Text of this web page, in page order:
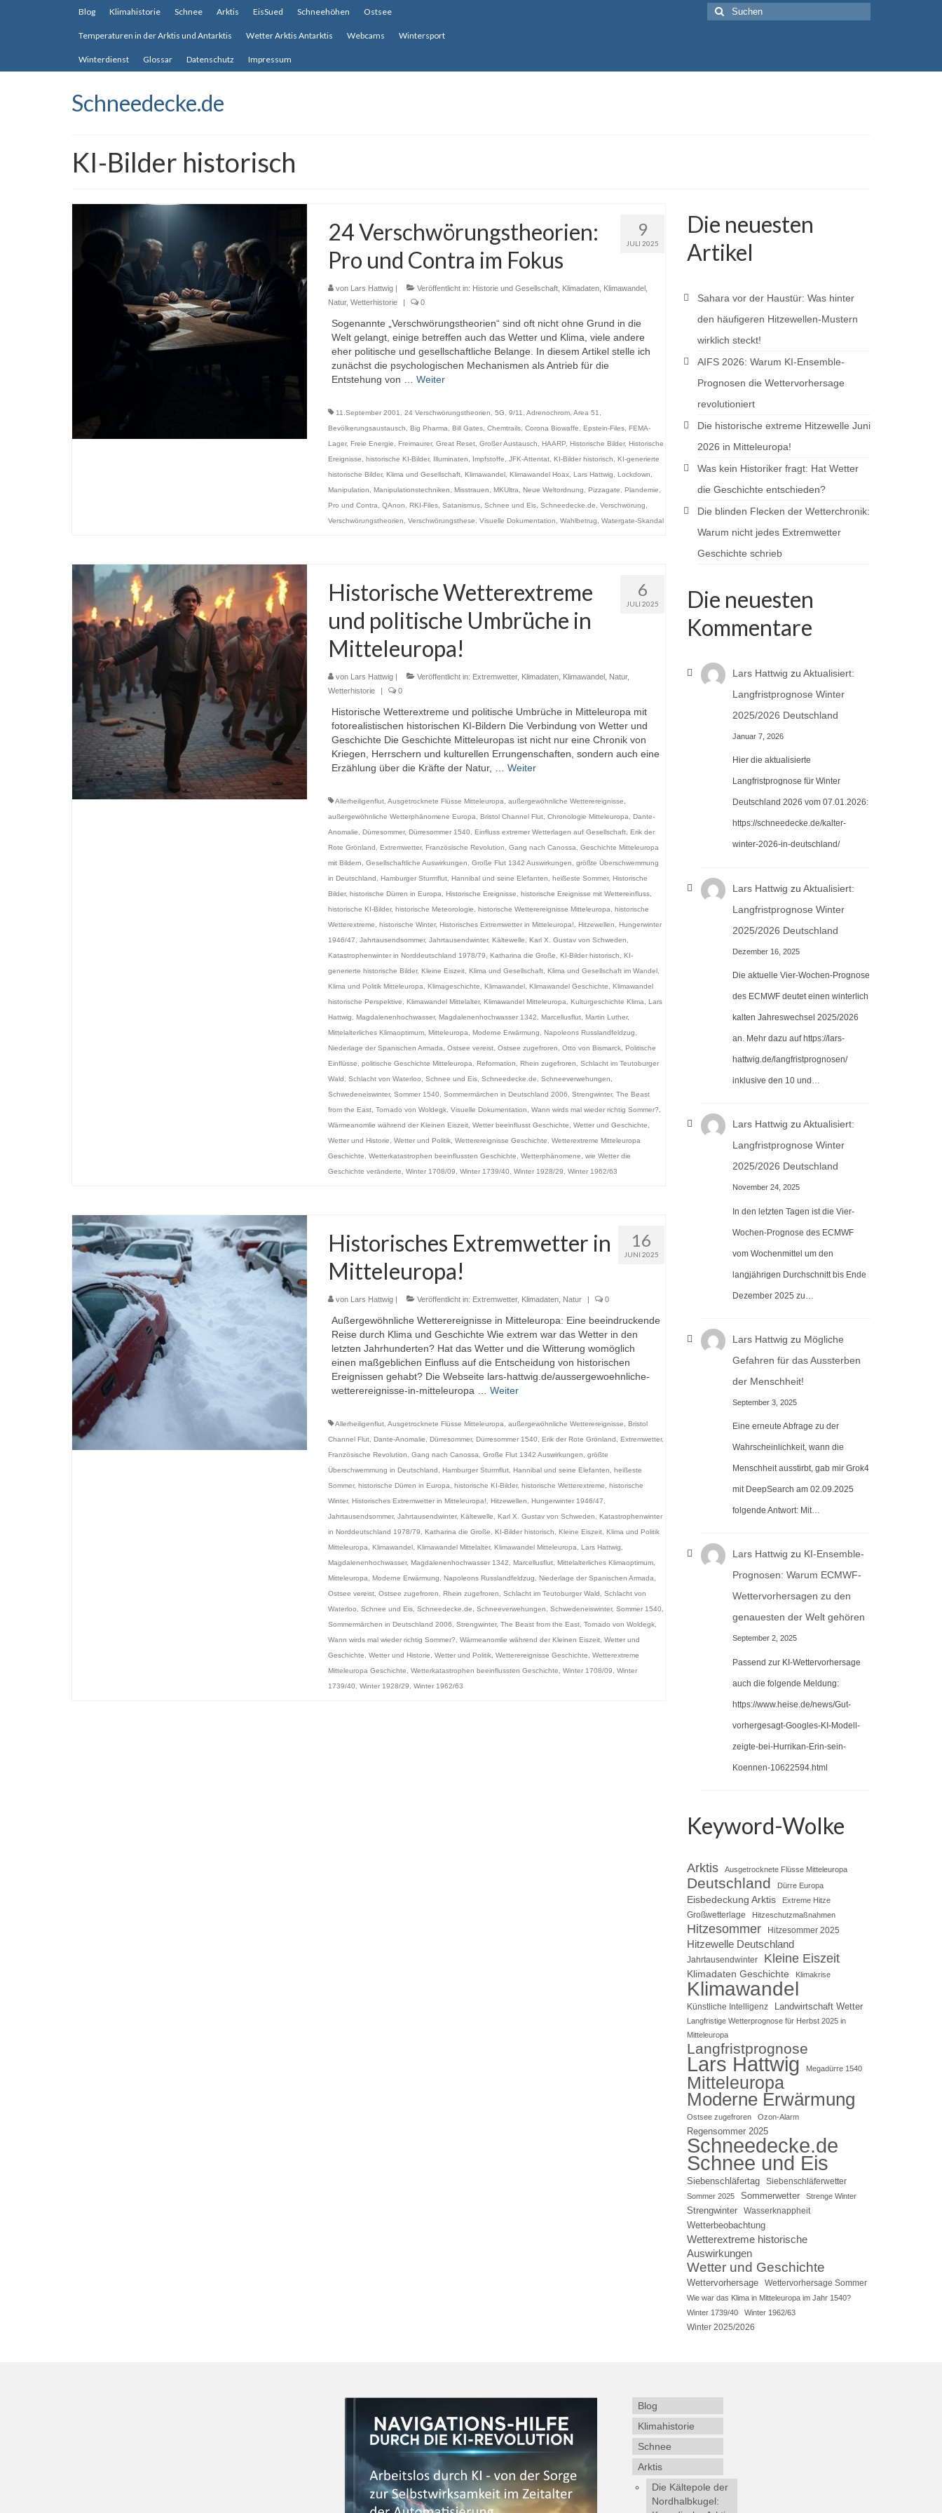
Blog Klimahistorie Schnee Arktis EisSued Schneehöhen Ostsee
Temperaturen in der Arktis und Antarktis Wetter Arktis Antarktis Webcams Wintersport
Winterdienst Glossar Datenschutz Impressum
Suche
nach:
Schneedecke.de
KI-Bilder historisch
9
JULI 2025
24 Verschwörungstheorien:
Pro und Contra im Fokus
von Lars Hattwig| Veröffentlicht in: Historie und Gesellschaft, Klimadaten, Klimawandel,
Natur, Wetterhistorie | 0
Sogenannte „Verschwörungstheorien“ sind oft nicht ohne Grund in die
Welt gelangt, einige betreffen auch das Wetter und Klima, viele andere
eher politische und gesellschaftliche Belange. In diesem Artikel stelle ich
zunächst die psychologischen Mechanismen als Antrieb für die
Entstehung von … Weiter
11.September 2001 24 Verschwörungstheorien 5G 9/11 Adrenochrom, Area 51
Bevölkerungsaustausch
Big Pharma Bill Gates, Chemtrails, Corona Biowaffe Epstein-Files, FEMA-
Lager, Freie Energie Freimaurer, Great Reset, Großer Austausch HAARP, Historische Bilder, Historische
Ereignisse
historische KI-Bilder, Illuminaten Impfstoffe JFK-Attentat, KI-Bilder historisch
KI-generierte
historische Bilder, Klima und Gesellschaft, Klimawandel, Klimawandel Hoax, Lars Hattwig Lockdown
Manipulation
Manipulationstechniken Misstrauen MKUltra Neue Weltordnung Pizzagate Plandemie
Pro und Contra
QAnon RKI-Files, Satanismus, Schnee und Eis, Schneedecke.de Verschwörung
Verschwörungstheorien
Verschwörungsthese Visuelle Dokumentation Wahlbetrug Watergate-Skandal
6
JULI 2025
Historische Wetterextreme
und politische Umbrüche in
Mitteleuropa!
von Lars Hattwig| Veröffentlicht in: Extremwetter, Klimadaten, Klimawandel, Natur,
Wetterhistorie
| 0
Historische Wetterextreme und politische Umbrüche in Mitteleuropa mit
fotorealistischen historischen KI-Bildern Die Verbindung von Wetter und
Geschichte Die Geschichte Mitteleuropas ist nicht nur eine Chronik von
Kriegen, Herrschern und kulturellen Errungenschaften, sondern auch eine
Erzählung über die Kräfte der Natur, … Weiter
Allerheiligenflut, Ausgetrocknete Flüsse Mitteleuropa außergewöhnliche Wetterereignisse
außergewöhnliche Wetterphänomene Europa
Bristol Channel Flut, Chronologie Mitteleuropa
Dante-
Anomalie
Dürresommer, Dürresommer 1540 Einfluss extremer Wetterlagen auf Gesellschaft, Erik der
Rote Grönland
Extremwetter, Französische Revolution Gang nach Canossa
Geschichte Mitteleuropa
mit Bildern
Gesellschaftliche Auswirkungen Große Flut 1342 Auswirkungen
größte Überschwemmung
in Deutschland
Hamburger Sturmflut, Hannibal und seine Elefanten heißeste Sommer, Historische
Bilder, historische Dürren in Europa Historische Ereignisse historische Ereignisse mit Wettereinfluss,
historische KI-Bilder, historische Meteorologie historische Wetterereignisse Mitteleuropa
historische
Wetterextreme
historische Winter, Historisches Extremwetter in Mitteleuropa! Hitzewellen
Hungerwinter
1946/47
Jahrtausendsommer, Jahrtausendwinter, Kältewelle Karl X. Gustav von Schweden
Katastrophenwinter in Norddeutschland 1978/79
Katharina die Große KI-Bilder historisch
KI-
generierte historische Bilder, Kleine Eiszeit, Klima und Gesellschaft, Klima und Gesellschaft im Wandel,
Klima und Politik Mitteleuropa
Klimageschichte Klimawandel, Klimawandel Geschichte
Klimawandel
historische Perspektive
Klimawandel Mittelalter, Klimawandel Mitteleuropa Kulturgeschichte Klima
Lars
Hattwig
Magdalenenhochwasser, Magdalenenhochwasser 1342 Marcellusflut, Martin Luther,
Mittelalterliches Klimaoptimum, Mitteleuropa Moderne Erwärmung Napoleons Russlandfeldzug
Niederlage der Spanischen Armada
Ostsee vereist, Ostsee zugefroren Otto von Bismarck, Politische
Einflüsse
politische Geschichte Mitteleuropa Reformation Rhein zugefroren
Schlacht im Teutoburger
Wald
Schlacht von Waterloo Schnee und Eis, Schneedecke.de Schneeverwehungen
Schwedeneiswinter, Sommer 1540 Sommermärchen in Deutschland 2006 Strengwinter, The Beast
from the East, Tornado von Woldegk, Visuelle Dokumentation Wann wirds mal wieder richtig Sommer?
Wärmeanomlie während der Kleinen Eiszeit, Wetter beeinflusst Geschichte Wetter und Geschichte
Wetter und Historie
Wetter und Politik, Wetterereignisse Geschichte
Wetterextreme Mitteleuropa
Geschichte
Wetterkatastrophen beeinflussten Geschichte Wetterphänomene
wie Wetter die
Geschichte veränderte
Winter 1708/09 Winter 1739/40 Winter 1928/29 Winter 1962/63
16
JUNI 2025
Historisches Extremwetter in
Mitteleuropa!
von Lars Hattwig| Veröffentlicht in: Extremwetter, Klimadaten, Natur | 0
Außergewöhnliche Wetterereignisse in Mitteleuropa: Eine beeindruckende
Reise durch Klima und Geschichte Wie extrem war das Wetter in den
letzten Jahrhunderten? Hat das Wetter und die Witterung womöglich
einen maßgeblichen Einfluss auf die Entscheidung von historischen
Ereignissen gehabt? Die Webseite lars-hattwig.de/aussergewoehnliche-
wetterereignisse-in-mitteleuropa … Weiter
Allerheiligenflut, Ausgetrocknete Flüsse Mitteleuropa außergewöhnliche Wetterereignisse
Bristol
Channel Flut, Dante-Anomalie Dürresommer, Dürresommer 1540 Erik der Rote Grönland Extremwetter,
Französische Revolution
Gang nach Canossa Große Flut 1342 Auswirkungen
größte
Überschwemmung in Deutschland
Hamburger Sturmflut, Hannibal und seine Elefanten
heißeste
Sommer, historische Dürren in Europa historische KI-Bilder, historische Wetterextreme
historische
Winter, Historisches Extremwetter in Mitteleuropa! Hitzewellen Hungerwinter 1946/47
Jahrtausendsommer, Jahrtausendwinter, Kältewelle Karl X. Gustav von Schweden
Katastrophenwinter
in Norddeutschland 1978/79
Katharina die Große KI-Bilder historisch Kleine Eiszeit, Klima und Politik
Mitteleuropa
Klimawandel, Klimawandel Mittelalter, Klimawandel Mitteleuropa Lars Hattwig
Magdalenenhochwasser, Magdalenenhochwasser 1342 Marcellusflut, Mittelalterliches Klimaoptimum,
Mitteleuropa
Moderne Erwärmung Napoleons Russlandfeldzug Niederlage der Spanischen Armada
Ostsee vereist, Ostsee zugefroren Rhein zugefroren Schlacht im Teutoburger Wald
Schlacht von
Waterloo
Schnee und Eis, Schneedecke.de Schneeverwehungen Schwedeneiswinter, Sommer 1540
Sommermärchen in Deutschland 2006
Strengwinter, The Beast from the East, Tornado von Woldegk,
Wann wirds mal wieder richtig Sommer?
Wärmeanomlie während der Kleinen Eiszeit, Wetter und
Geschichte
Wetter und Historie Wetter und Politik, Wetterereignisse Geschichte
Wetterextreme
Mitteleuropa Geschichte
Wetterkatastrophen beeinflussten Geschichte Winter 1708/09
Winter
1739/40
Winter 1928/29 Winter 1962/63
Die neuesten
Artikel
Sahara vor der Haustür: Was hinter
den häufigeren Hitzewellen-Mustern
wirklich steckt!
AIFS 2026: Warum KI-Ensemble-
Prognosen die Wettervorhersage
revolutioniert
Die historische extreme Hitzewelle Juni
2026 in Mitteleuropa!
Was kein Historiker fragt: Hat Wetter
die Geschichte entschieden?
Die blinden Flecken der Wetterchronik:
Warum nicht jedes Extremwetter
Geschichte schrieb
Die neuesten
Kommentare
Lars Hattwig zu Aktualisiert:
Langfristprognose Winter
2025/2026 Deutschland
Januar 7, 2026
Hier die aktualisierte
Langfristprognose für Winter
Deutschland 2026 vom 07.01.2026:
https://schneedecke.de/kalter-
winter-2026-in-deutschland/
Lars Hattwig zu Aktualisiert:
Langfristprognose Winter
2025/2026 Deutschland
Dezember 16, 2025
Die aktuelle Vier-Wochen-Prognose
des ECMWF deutet einen winterlich
kalten Jahreswechsel 2025/2026
an. Mehr dazu auf https://lars-
hattwig.de/langfristprognosen/
inklusive den 10 und…
Lars Hattwig zu Aktualisiert:
Langfristprognose Winter
2025/2026 Deutschland
November 24, 2025
In den letzten Tagen ist die Vier-
Wochen-Prognose des ECMWF
vom Wochenmittel um den
langjährigen Durchschnitt bis Ende
Dezember 2025 zu…
Lars Hattwig zu Mögliche
Gefahren für das Aussterben
der Menschheit!
September 3, 2025
Eine erneute Abfrage zu der
Wahrscheinlichkeit, wann die
Menschheit ausstirbt, gab mir Grok4
mit DeepSearch am 02.09.2025
folgende Antwort: Mit…
Lars Hattwig zu KI-Ensemble-
Prognosen: Warum ECMWF-
Wettervorhersagen zu den
genauesten der Welt gehören
September 2, 2025
Passend zur KI-Wettervorhersage
auch die folgende Meldung:
https://www.heise.de/news/Gut-
vorhergesagt-Googles-KI-Modell-
zeigte-bei-Hurrikan-Erin-sein-
Koennen-10622594.html
Keyword-Wolke
Arktis Ausgetrocknete Flüsse Mitteleuropa
Deutschland Dürre Europa
Eisbedeckung Arktis Extreme Hitze
Großwetterlage Hitzeschutzmaßnahmen
Hitzesommer Hitzesommer 2025
Hitzewelle Deutschland
Jahrtausendwinter Kleine Eiszeit
Klimadaten Geschichte Klimakrise
Klimawandel
Künstliche Intelligenz Landwirtschaft Wetter
Langfristige Wetterprognose für Herbst 2025 in
Mitteleuropa
Langfristprognose
Lars Hattwig Megadürre 1540
Mitteleuropa
Moderne Erwärmung
Ostsee zugefroren Ozon-Alarm
Regensommer 2025
Schneedecke.de
Schnee und Eis
Siebenschläfertag Siebenschläferwetter
Sommer 2025 Sommerwetter Strenge Winter
Strengwinter Wasserknappheit
Wetterbeobachtung
Wetterextreme historische
Auswirkungen
Wetter und Geschichte
Wettervorhersage Wettervorhersage Sommer
Wie war das Klima in Mitteleuropa im Jahr 1540?
Winter 1739/40
Winter 1962/63
Winter 2025/2026
Blog
Klimahistorie
Schnee
Arktis
Die Kältepole der
Nordhalbkugel: